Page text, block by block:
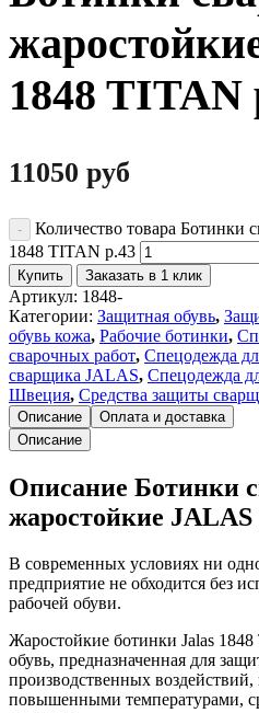
1848 TITAN
11050 руб
Количество товара Ботинки
1848 TITAN р.43
Купить Заказать в 1 клик
Артикул: 1848-
Категории: Защитная обувь,
обувь кожа, Рабочие ботинки,
сварочных работ, Спецодежда
сварщика JALAS, Спецодежда
Швеция, Средства защиты
Описание
Оплата и доставка
Описание
Описание Ботинки
жаростойкие
В современных условиях ни
предприятие не обходится без
рабочей обуви.
Жаростойкие ботинки Jalas
обувь, предназначенная для
производственных воздействий,
повышенными температурами,